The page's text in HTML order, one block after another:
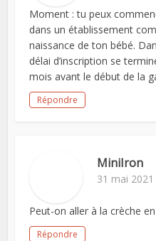
Moment : tu peux
dans un établissement
naissance de ton bébé.
délai d’inscription se
mois avant le début de la
Répondre
MiniIron
31 mai
Peut-on aller à la crèche en
Répondre